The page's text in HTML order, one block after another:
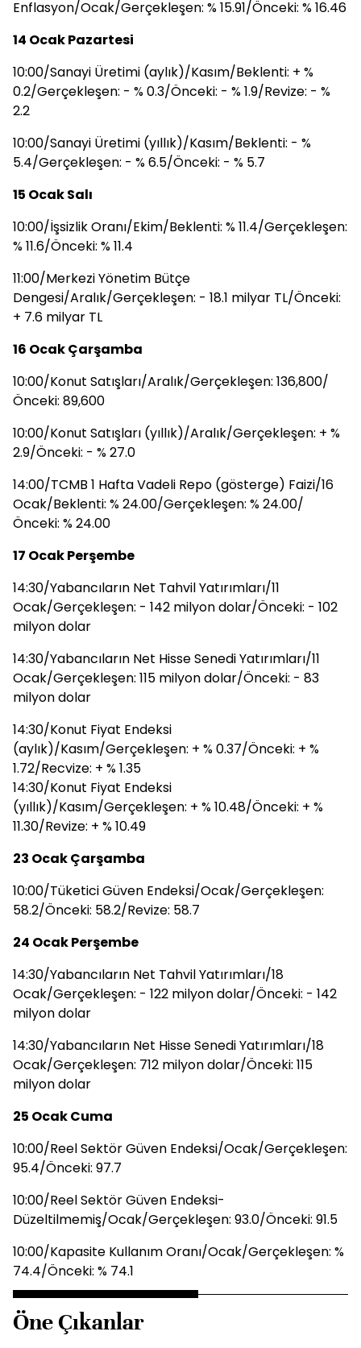
Enflasyon/Ocak/Gerçekleşen: % 15.91/Önceki: % 16.46
14 Ocak Pazartesi
10:00/Sanayi Üretimi (aylık)/Kasım/Beklenti: + %
0.2/Gerçekleşen: - % 0.3/Önceki: - % 1.9/Revize: - %
2.2
10:00/Sanayi Üretimi (yıllık)/Kasım/Beklenti: - %
5.4/Gerçekleşen: - % 6.5/Önceki: - % 5.7
15 Ocak Salı
10:00/İşsizlik Oranı/Ekim/Beklenti: % 11.4/Gerçekleşen:
% 11.6/Önceki: % 11.4
11:00/Merkezi Yönetim Bütçe
Dengesi/Aralık/Gerçekleşen: - 18.1 milyar TL/Önceki:
+ 7.6 milyar TL
16 Ocak Çarşamba
10:00/Konut Satışları/Aralık/Gerçekleşen: 136,800/
Önceki: 89,600
10:00/Konut Satışları (yıllık)/Aralık/Gerçekleşen: + %
2.9/Önceki: - % 27.0
14:00/TCMB 1 Hafta Vadeli Repo (gösterge) Faizi/16
Ocak/Beklenti: % 24.00/Gerçekleşen: % 24.00/
Önceki: % 24.00
17 Ocak Perşembe
14:30/Yabancıların Net Tahvil Yatırımları/11
Ocak/Gerçekleşen: - 142 milyon dolar/Önceki: - 102
milyon dolar
14:30/Yabancıların Net Hisse Senedi Yatırımları/11
Ocak/Gerçekleşen: 115 milyon dolar/Önceki: - 83
milyon dolar
14:30/Konut Fiyat Endeksi
(aylık)/Kasım/Gerçekleşen: + % 0.37/Önceki: + %
1.72/Recvize: + % 1.35
14:30/Konut Fiyat Endeksi
(yıllık)/Kasım/Gerçekleşen: + % 10.48/Önceki: + %
11.30/Revize: + % 10.49
23 Ocak Çarşamba
10:00/Tüketici Güven Endeksi/Ocak/Gerçekleşen:
58.2/Önceki: 58.2/Revize: 58.7
24 Ocak Perşembe
14:30/Yabancıların Net Tahvil Yatırımları/18
Ocak/Gerçekleşen: - 122 milyon dolar/Önceki: - 142
milyon dolar
14:30/Yabancıların Net Hisse Senedi Yatırımları/18
Ocak/Gerçekleşen: 712 milyon dolar/Önceki: 115
milyon dolar
25 Ocak Cuma
10:00/Reel Sektör Güven Endeksi/Ocak/Gerçekleşen:
95.4/Önceki: 97.7
10:00/Reel Sektör Güven Endeksi-
Düzeltilmemiş/Ocak/Gerçekleşen: 93.0/Önceki: 91.5
10:00/Kapasite Kullanım Oranı/Ocak/Gerçekleşen: %
74.4/Önceki: % 74.1
Öne Çıkanlar